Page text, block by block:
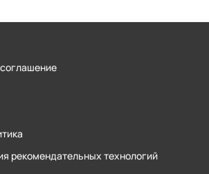
рекомендательных технологий